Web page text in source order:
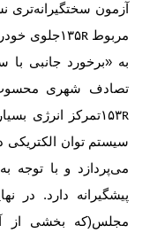
آزمون
جلوی۱۳۵R مربوط
به «برخورد جانبی با
تصادف شهری
تمرکز انرژی۱۵۳R
سیستم توان الکتریکی
می‌پردازد و با توجه
پیشگیرانه دارد. در
مجلس(که بخشی از